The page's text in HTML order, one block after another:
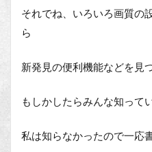
それでね、いろいろ画質の
ら
新発見の便利機能などを見
もしかしたらみんな知って
私は知らなかったので一応